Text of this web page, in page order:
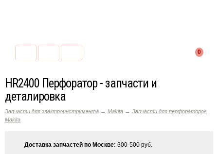
0
HR2400 Перфоратор - запчасти и
деталировка
Запчасти для электроинструмента → Makita → Запчасти для перфораторов
Makita
Доставка запчастей по Москве: 300-500 руб.